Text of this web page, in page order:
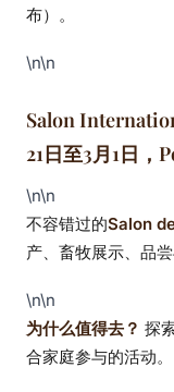
布）。
\n\n
Salon
21日至3月1日，
\n\n
不容错过的Salon
产、畜牧展示、品
\n\n
为什么值得去？ 探
合家庭参与的活动。